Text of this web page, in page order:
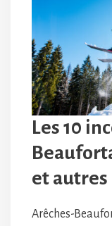
Les 10
et
Arêches-